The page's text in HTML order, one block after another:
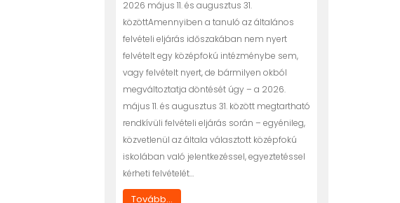
2026 május 11. és augusztus 31.
közöttAmennyiben a tanuló az általános
felvételi eljárás időszakában nem nyert
felvételt egy középfokú intézménybe sem,
vagy felvételt nyert, de bármilyen okból
megváltoztatja döntését úgy – a 2026.
május 11. és augusztus 31. között megtartható
rendkívüli felvételi eljárás során – egyénileg,
közvetlenül az általa választott középfokú
iskolában való jelentkezéssel, egyeztetéssel
kérheti felvételét…
Tovább...